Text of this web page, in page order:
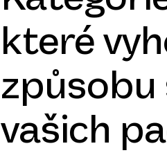
které
způsobu
vašich